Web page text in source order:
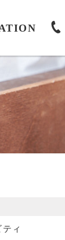
ィ